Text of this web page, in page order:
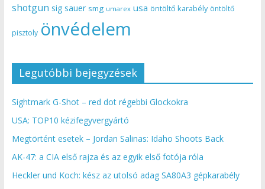
shotgun sig sauer smg umarex usa öntöltő karabély öntöltő
pisztoly önvédelem
Legutóbbi bejegyzések
Sightmark G-Shot – red dot régebbi Glockokra
USA: TOP10 kézifegyvergyártó
Megtörtént esetek – Jordan Salinas: Idaho Shoots Back
AK-47: a CIA első rajza és az egyik első fotója róla
Heckler und Koch: kész az utolsó adag SA80A3 gépkarabély